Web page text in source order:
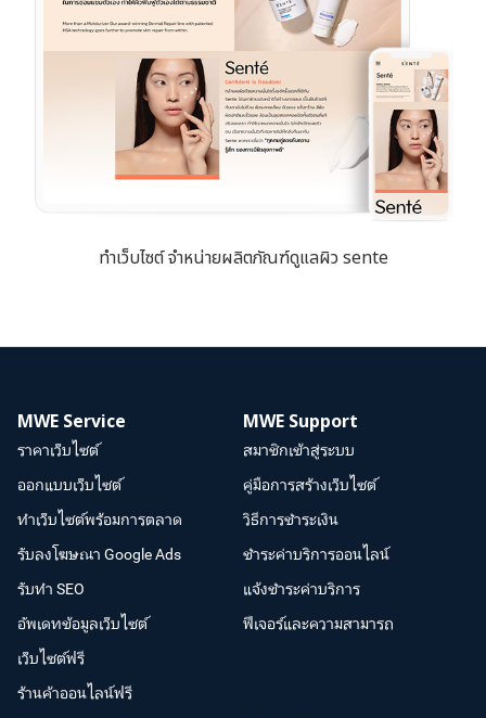
ทำเว็บไซต์ จำหน่ายผลิตภัณฑ์ดูแลผิว sente
MWE Service
ราคาเว็บไซต์
ออกแบบเว็บไซต์
ทำเว็บไซต์พร้อมการตลาด
รับลงโฆษณา Google Ads
รับทำ SEO
อัพเดทข้อมูลเว็บไซต์
เว็บไซต์ฟรี
ร้านค้าออนไลน์ฟรี
MWE Support
สมาชิกเข้าสู่ระบบ
คู่มือการสร้างเว็บไซต์
วิธีการชำระเงิน
ชำระค่าบริการออนไลน์
แจ้งชำระค่าบริการ
ฟีเจอร์และความสามารถ